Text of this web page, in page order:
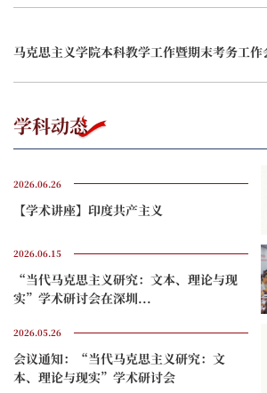
马克思主义学院本科教学工作暨期末考务工
学科动态
2026.06.26
【学术讲座】印度共产主义
2026.06.15
“当代马克思主义研究：文本、理论与现
实”学术研讨会在深圳...
2026.05.26
会议通知：“当代马克思主义研究：文
本、理论与现实”学术研讨会